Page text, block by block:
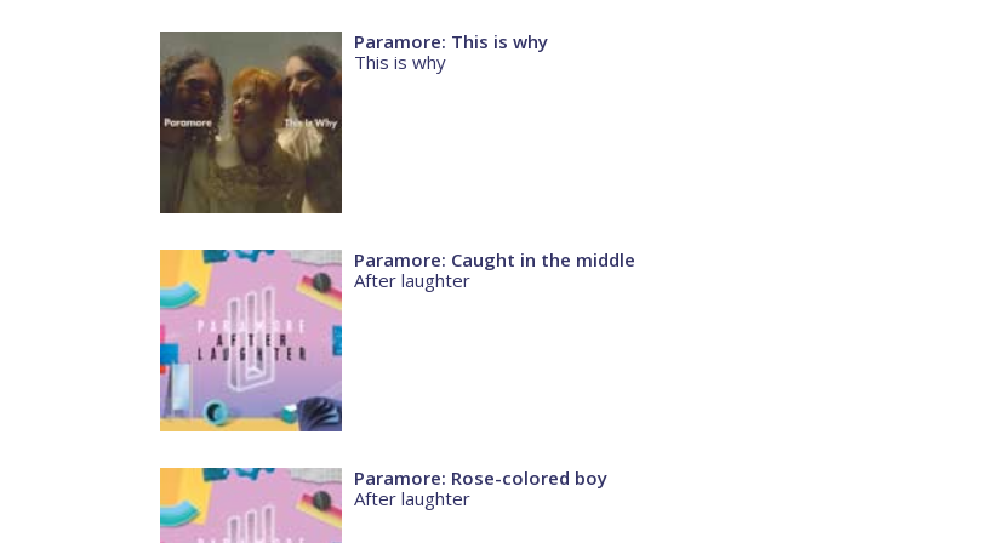
Paramore: This is why
This is why
Paramore: Caught in the middle
After laughter
Paramore: Rose-colored boy
After laughter